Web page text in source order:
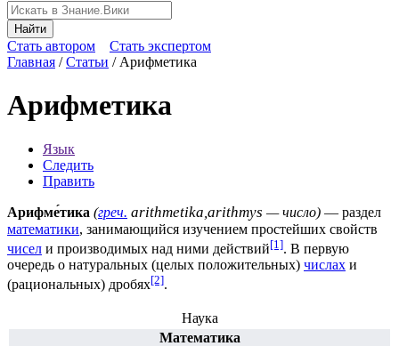
Найти
Стать автором
Стать экспертом
Главная /Статьи / Арифметика
Арифметика
Язык
Следить
Править
Арифме́тика (греч. arithmetika,arithmys — число) — раздел
математики, занимающийся изучением простейших свойств
чисел и производимых над ними действий[1]. В первую
очередь о натуральных (целых положительных) числах и
(рациональных) дробях[2].
Наука
Математика